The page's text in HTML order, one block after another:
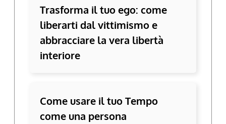
Trasforma il tuo ego: come
liberarti dal vittimismo e
abbracciare la vera libertà
interiore
Come usare il tuo Tempo
come una persona